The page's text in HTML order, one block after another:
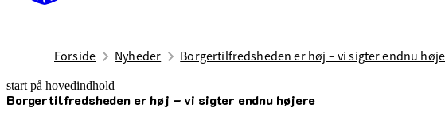
Forside Nyheder Borgertilfredsheden er høj – vi sigter endnu
start på hovedindhold
Borgertilfredsheden er høj – vi sigter endnu højere
senest opdateret 22. april 2025